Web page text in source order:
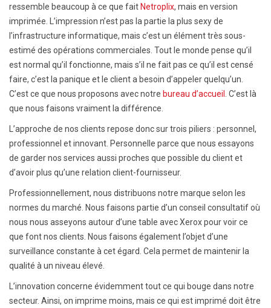
ressemble beaucoup à ce que fait Netroplix, mais en version
imprimée. L’impression n’est pas la partie la plus sexy de
l’infrastructure informatique, mais c’est un élément très sous-
estimé des opérations commerciales. Tout le monde pense qu’il
est normal qu’il fonctionne, mais s’il ne fait pas ce qu’il est censé
faire, c’est la panique et le client a besoin d’appeler quelqu’un.
C’est ce que nous proposons avec notre bureau d’accueil
. C’est là
que nous faisons vraiment la différence.
L’approche de nos clients repose donc sur trois piliers : personnel,
professionnel et innovant. Personnelle parce que nous essayons
de garder nos services aussi proches que possible du client et
d’avoir plus qu’une relation client-fournisseur.
Professionnellement, nous distribuons notre marque selon les
normes du marché. Nous faisons partie d’un conseil consultatif où
nous nous asseyons autour d’une table avec Xerox pour voir ce
que font nos clients. Nous faisons également l’objet d’une
surveillance constante à cet égard. Cela permet de maintenir la
qualité à un niveau élevé.
L’innovation concerne évidemment tout ce qui bouge dans notre
secteur. Ainsi, on imprime moins, mais ce qui est imprimé doit être